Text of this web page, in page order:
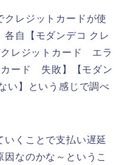
クレジットカードが使
各自【モダンデコ クレ
クレジットカード エラ
カード 失敗】【モダン
い】という感じで調べ
いくことで支払い遅延
なのかな～というこ